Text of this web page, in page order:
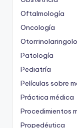
Oftalmología
Oncología
Patología
Pediatría
Películas sobre
Práctica médica
Procedimientos
Propedéutica